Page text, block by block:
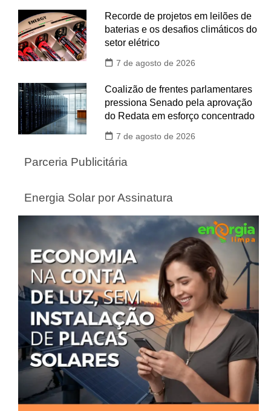
Recorde de projetos em leilões de
baterias e os desafios climáticos do
setor elétrico
7 de agosto de 2026
Coalizão de frentes parlamentares
pressiona Senado pela aprovação
do Redata em esforço concentrado
7 de agosto de 2026
Parceria Publicitária
Energia Solar por Assinatura